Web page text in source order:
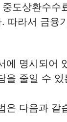
중도상환수수
따라서 금융
에 명시되어
을 줄일 수
은 다음과 같